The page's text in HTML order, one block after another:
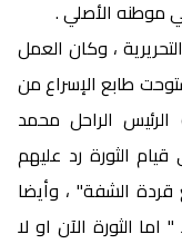
موطنه الأصلي .
، وكان العمل
طابع الإسراع من
الرئيس الراحل محمد
الثورة رد عليهم
قردة الشفة" ، وأيضا
الثورة الآن او لا